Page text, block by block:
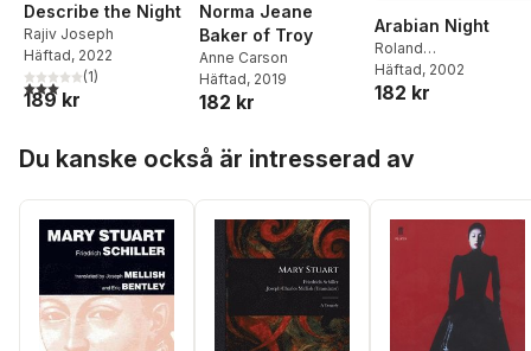
Describe the Night
Rajiv Joseph
Häftad, 2022
3,0utav 5 stjärnor. Totalt antal röster:
(1)
189 kr
Norma Jeane
Baker of Troy
Anne Carson
Häftad, 2019
182 kr
Arabian Night
Roland
Schimmelpfennig
Häftad, 2002
182 kr
Du kanske också är intresserad av